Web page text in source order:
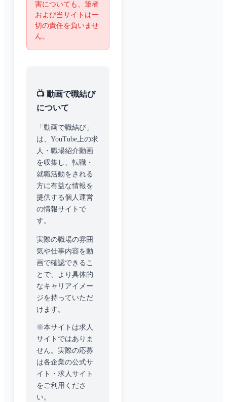
害についても、筆者
および当サイトは一
切の責任を負いませ
ん。
📺 動画で職結び
について
「動画で職結び」
は、YouTube上の求
人・職場紹介動画
を収集し、転職・
就職活動をされる
方に有益な情報を
提供する個人運営
の情報サイトで
す。
実際の職場の雰囲
気や仕事内容を動
画で確認できるこ
とで、より具体的
なキャリアイメー
ジを持っていただ
けます。
※本サイトは求人
サイトではありま
せん。実際の応募
は各企業の公式サ
イト・求人サイト
をご利用くださ
い。